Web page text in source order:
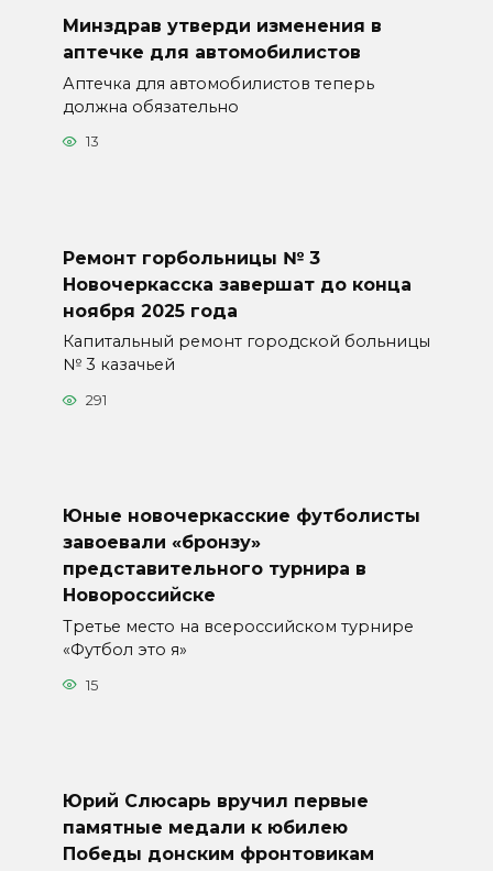
Минздрав утверди изменения в
аптечке для автомобилистов
Аптечка для автомобилистов теперь
должна обязательно
13
Ремонт горбольницы № 3
Новочеркасска завершат до конца
ноября 2025 года
Капитальный ремонт городской больницы
№ 3 казачьей
291
Юные новочеркасские футболисты
завоевали «бронзу»
представительного турнира в
Новороссийске
Третье место на всероссийском турнире
«Футбол это я»
15
Юрий Слюсарь вручил первые
памятные медали к юбилею
Победы донским фронтовикам